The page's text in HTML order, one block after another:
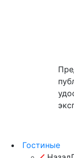
Гостиные